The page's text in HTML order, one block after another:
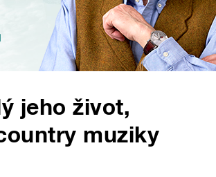
jeho život,
muziky